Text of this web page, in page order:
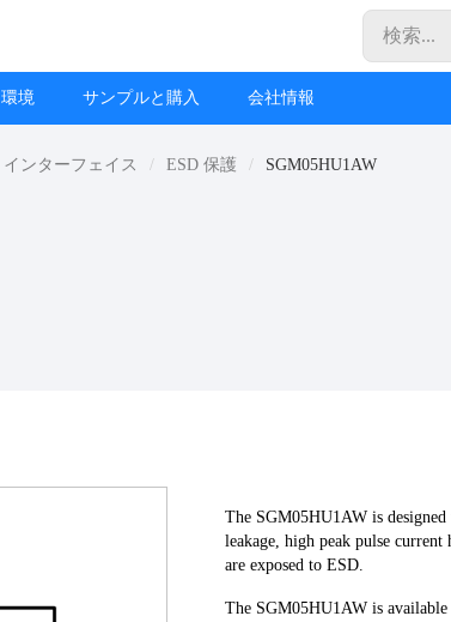
境 サンプルと購入 会社情報
インターフェイス ESD 保護 SGM05HU1AW
The SGM05HU1AW is
leakage, high peak pulse
are exposed to ESD.
The SGM05HU1AW is